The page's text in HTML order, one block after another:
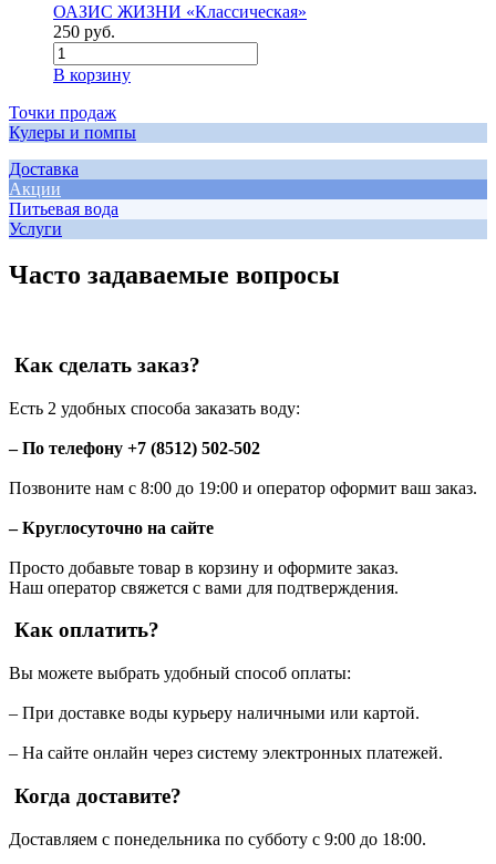
ОАЗИС ЖИЗНИ «Классическая»
250 руб.
В корзину
Точки продаж
Кулеры и помпы
Доставка
Акции
Питьевая вода
Услуги
Часто задаваемые вопросы
Как сделать заказ?
Есть 2 удобных способа заказать воду:
– По телефону +7 (8512) 502-502
Позвоните нам с 8:00 до 19:00 и оператор оформит ваш заказ.
– Круглосуточно на сайте
Просто добавьте товар в корзину и оформите заказ.
Наш оператор свяжется с вами для подтверждения.
Как оплатить?
Вы можете выбрать удобный способ оплаты:
– При доставке воды курьеру наличными или картой.
– На сайте онлайн через систему электронных платежей.
Когда доставите?
Доставляем с понедельника по субботу с 9:00 до 18:00.